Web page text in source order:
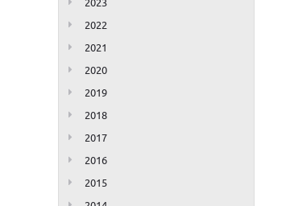
2022
2021
2020
2019
2018
2017
2016
2015